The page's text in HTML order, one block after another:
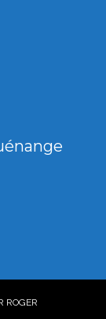
ROGER